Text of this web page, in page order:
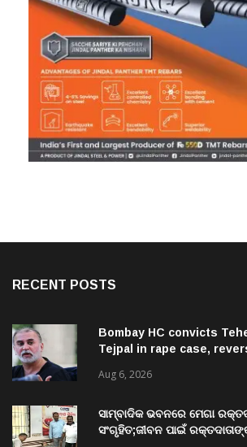
RECENT POSTS
Bombay HC convicts
Tejpal in rape case,
Aug 6, 2026
ସାମ୍ବାଦିକ ଭବନରେ ମେଗା
ସଂଗୃହିତ;ଜୀବନ ପାଇଁ